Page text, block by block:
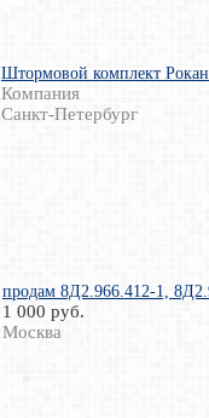
Штормовой комплект Рокан
Компания
Санкт-Петербург
продам 8Д2.966.412-1,
1 000 руб.
Москва